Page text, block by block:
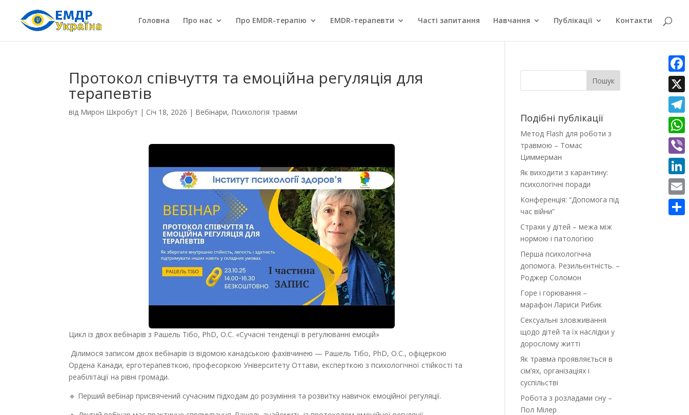
Головна Про нас Про EMDR-терапію EMDR-терапевти Часті запитання Навчання Публікації Контакти
Протокол співчуття та емоційна регуляція для
терапевтів
від Мирон Шкробут | Січ 18, 2026 | Вебінари, Психологія травми
Цикл із двох вебінарів з Рашель Тібо, PhD, O.C. «Сучасні тенденції в регулюванні емоцій»
Ділимося записом двох вебінарів із відомою канадською фахівчинею — Рашель Тібо, PhD, O.C., офіцеркою
Ордена Канади, ерготерапевткою, професоркою Університету Оттави, експерткою з психологічної стійкості та
реабілітації на рівні громади.
🔹 Перший вебінар присвячений сучасним підходам до розуміння та розвитку навичок емоційної регуляції.
Пошук
Подібні публікації
Метод Flash для роботи з
травмою – Томас
Циммерман
Як виходити з карантину:
психологічні поради
Конференція: “Допомога під
час війни”
Страхи у дітей – межа між
нормою і патологією
Перша психологічна
допомога. Резильєнтність. –
Роджер Соломон
Горе і горювання –
марафон Лариси Рибик
Сексуальні зловживання
щодо дітей та їх наслідки у
дорослому житті
Як травма проявляється в
сім’ях, організаціях і
суспільстві
Робота з розладами сну –
Пол Мілер
X
Viber
Email